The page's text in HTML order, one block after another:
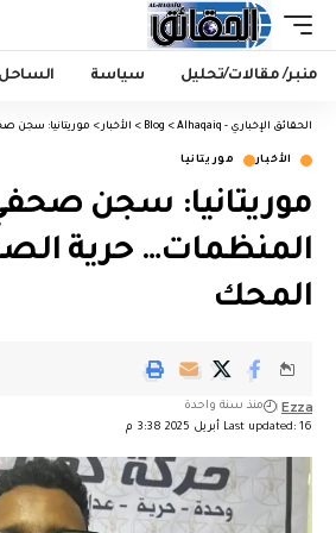
منبر/ مقالات/تحليل سياسة
الحقائق الإخباري - Alhaqaiq >
Blog
> الأخبار > موريتانيا: سجن
الأخبار موريتانيا
موريتانيا: سجن
المنظمات… حرية
المحك
Last updated: 16 أبريل 2025 3:38 م
Ezza منذ سنة واحدة